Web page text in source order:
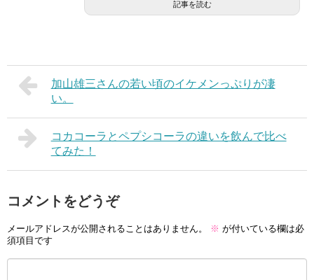
記事を読む
加山雄三さんの若い頃のイケメンっぷりが凄
い。
コカコーラとペプシコーラの違いを飲んで比べ
てみた！
コメントをどうぞ
メールアドレスが公開されることはありません。 ※ が付いている欄は必
須項目です